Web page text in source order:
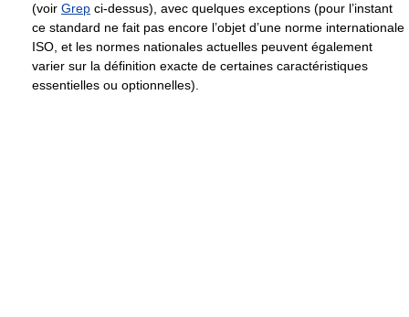
(voir Grep ci-dessus), avec quelques exceptions (pour l’instant
ce standard ne fait pas encore l’objet d’une norme internationale
ISO, et les normes nationales actuelles peuvent également
varier sur la définition exacte de certaines caractéristiques
essentielles ou optionnelles).